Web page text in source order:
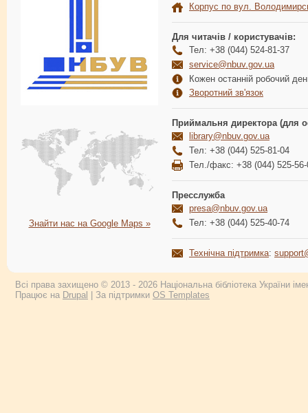
Знайти нас на Google Maps »
Корпус по вул.
Для читачів / користувачів:
Тел: +38 (044) 524-81-37
service@nbuv.gov.ua
Кожен останній робочий
Зворотний зв'язок
Приймальня директора (для
library@nbuv.gov.ua
Тел: +38 (044) 525-81-04
Тел./факс: +38 (044) 525-56-
Пресслужба
presa@nbuv.gov.ua
Тел: +38 (044) 525-40-74
Технічна підтримка:
Всі права захищено © 2013 - 2026 Національна бібліотека України
Працює на Drupal | За підтримки OS Templates